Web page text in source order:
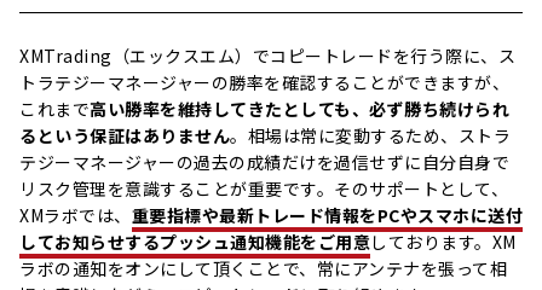
XMTrading（エックスエム）でコピートレードを行う際に、ス
トラテジーマネージャーの勝率を確認することができますが、
これまで高い勝率を維持してきたとしても、必ず勝ち続けられ
るという保証はありません。相場は常に変動するため、ストラ
テジーマネージャーの過去の成績だけを過信せずに自分自身で
リスク管理を意識することが重要です。そのサポートとして、
XMラボでは、 重要指標や最新トレード情報をPCやスマホに送付
してお知らせするプッシュ通知機能をご用意 しております。XM
ラボの通知をオンにして頂くことで、常にアンテナを張って相